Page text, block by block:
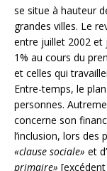
se situe à hauteur
grandes villes. Le
entre juillet 2002 et
1% au cours du
et celles qui
Entre-temps, le
personnes.
concerne son
l’inclusion, lors des
«clause sociale» et
primaire»